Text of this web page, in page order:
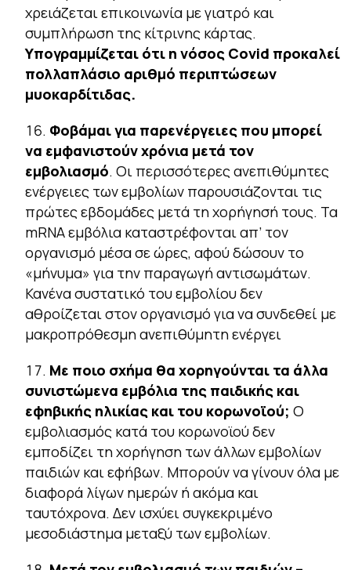
χρειάζεται επικοινωνία με γιατρό και
συμπλήρωση της κίτρινης κάρτας.
Υπογραμμίζεται ότι η νόσος Covid προκαλεί
πολλαπλάσιο αριθμό περιπτώσεων
μυοκαρδίτιδας.
Φοβάμαι για παρενέργειες που μπορεί
να εμφανιστούν χρόνια μετά τον
εμβολιασμό. Οι περισσότερες ανεπιθύμητες
ενέργειες των εμβολίων παρουσιάζονται τις
πρώτες εβδομάδες μετά τη χορήγησή τους. Τα
mRNA εμβόλια καταστρέφονται απ’ τον
οργανισμό μέσα σε ώρες, αφού δώσουν το
«μήνυμα» για την παραγωγή αντισωμάτων.
Κανένα συστατικό του εμβολίου δεν
αθροίζεται στον οργανισμό για να συνδεθεί με
μακροπρόθεσμη ανεπιθύμητη ενέργει
Με ποιο σχήμα θα χορηγούνται τα άλλα
συνιστώμενα εμβόλια της παιδικής και
εφηβικής ηλικίας και του κορωνοϊού; Ο
εμβολιασμός κατά του κορωνοϊού δεν
εμποδίζει τη χορήγηση των άλλων εμβολίων
παιδιών και εφήβων. Μπορούν να γίνουν όλα με
διαφορά λίγων ημερών ή ακόμα και
ταυτόχρονα. Δεν ισχύει συγκεκριμένο
μεσοδιάστημα μεταξύ των εμβολίων.